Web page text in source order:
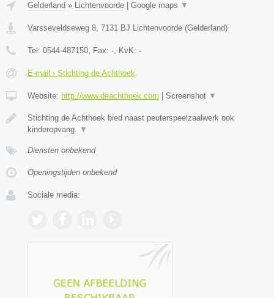
Gelderland » Lichtenvoorde Google maps ▼
Varsseveldseweg 8, 7131 BJ Lichtenvoorde (Gelderland)
Tel: 0544-487150, Fax: -, KvK: -
E-mail › Stichting de Achthoek
Website: http://www.deachthoek.com Screenshot ▼
Stichting de Achthoek bied naast peuterspeelzaalwerk ook
kinderopvang. ▼
Diensten onbekend
Openingstijden onbekend
Sociale media: